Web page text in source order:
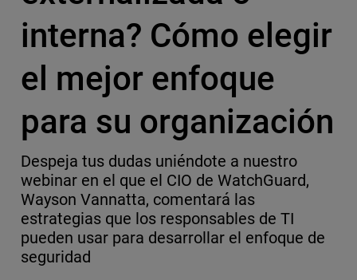
interna? Cómo elegir
el mejor enfoque
para su organización
Despeja tus dudas uniéndote a nuestro
webinar en el que el CIO de WatchGuard,
Wayson Vannatta, comentará las
estrategias que los responsables de TI
pueden usar para desarrollar el enfoque de
seguridad